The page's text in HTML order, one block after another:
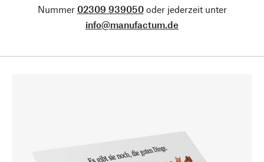
Nummer 02309 939050oder jederzeit unter
info@manufactum.de